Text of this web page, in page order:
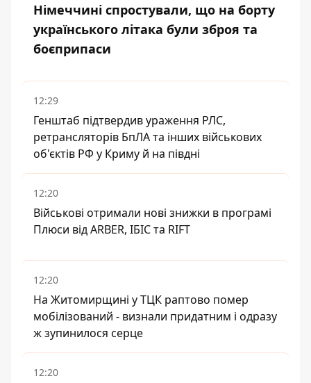
Німеччині спростували, що на борту
українського літака були зброя та
боєприпаси
12:29
Генштаб підтвердив ураження РЛС,
ретрансляторів БпЛА та інших військових
об'єктів РФ у Криму й на півдні
12:20
Військові отримали нові знижки в програмі
Плюси від ARBER, ІБІС та RIFT
12:20
На Житомирщині у ТЦК раптово помер
мобілізований - визнали придатним і одразу
ж зупинилося серце
12:20